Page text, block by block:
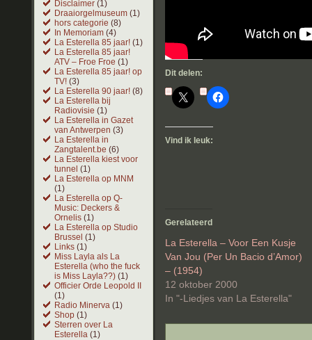
Disclaimer (1)
Draaiorgelmuseum (1)
hors categorie (8)
In Memoriam (4)
La Esterella 85 jaar! (1)
La Esterella 85 jaar!
ATV – Froe Froe (1)
La Esterella 85 jaar! op
TV! (3)
La Esterella 90 jaar! (8)
La Esterella bij
Radiovisie (1)
La Esterella in Gazet
van Antwerpen (3)
La Esterella in
Zangtalent.be (6)
La Esterella kiest voor
tunnel (1)
La Esterella op MNM
(1)
La Esterella op Q-
Music: Deckers &
Ornelis (1)
La Esterella op Studio
Brussel (1)
Links (1)
Miss Layla als La
Esterella (who the fuck
is Miss Layla??) (1)
Officier Orde Leopold II
(1)
Radio Minerva (1)
Shop (1)
Sterren over La
Esterella (1)
Dit delen:
Vind ik leuk:
Gerelateerd
La Esterella – Voor Een Kusje
Van Jou (Per Un Bacio d’Amor)
– (1954)
12 oktober 2000
In "-Liedjes van La Esterella"